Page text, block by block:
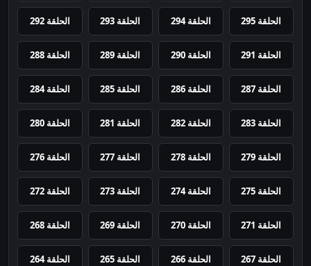
الحلقة 295 الحلقة 294 الحلقة 293 الحلقة 292
الحلقة 291 الحلقة 290 الحلقة 289 الحلقة 288
الحلقة 287 الحلقة 286 الحلقة 285 الحلقة 284
الحلقة 283 الحلقة 282 الحلقة 281 الحلقة 280
الحلقة 279 الحلقة 278 الحلقة 277 الحلقة 276
الحلقة 275 الحلقة 274 الحلقة 273 الحلقة 272
الحلقة 271 الحلقة 270 الحلقة 269 الحلقة 268
الحلقة 267 الحلقة 266 الحلقة 265 الحلقة 264